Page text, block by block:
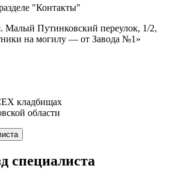
"Контакты"
Малый Путинковский переулок, 1/2,
на могилу — от Завода №1»
кладбищах
области
специалиста